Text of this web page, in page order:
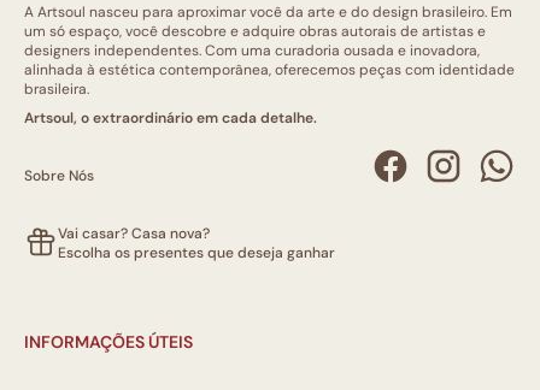
A Artsoul nasceu para aproximar você da arte e do design brasileiro. Em
um só espaço, você descobre e adquire obras autorais de artistas e
designers independentes. Com uma curadoria ousada e inovadora,
alinhada à estética contemporânea, oferecemos peças com identidade
brasileira.
Artsoul, o extraordinário em cada detalhe.
Sobre Nós
Vai casar? Casa nova?
Escolha os presentes que deseja ganhar
INFORMAÇÕES ÚTEIS